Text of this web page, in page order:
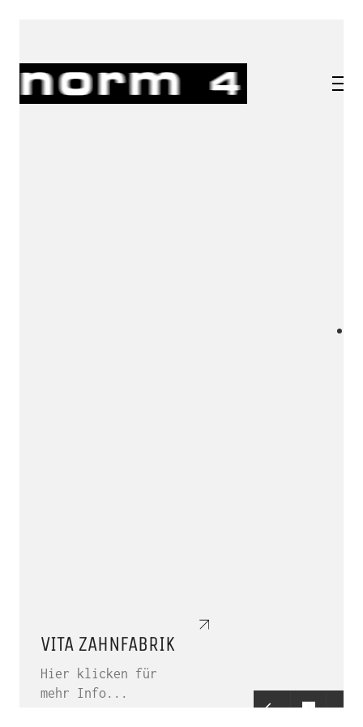
VITA ZAHNFABRIK
Hier klicken für
mehr Info...